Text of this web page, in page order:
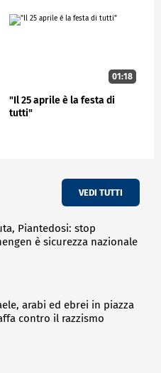
nazionale ha
01:18
"Il 25 aprile è la festa di
tutti"
VEDI TUTTI
Piantedosi: stop
è sicurezza nazionale
arabi ed ebrei in piazza
contro il razzismo